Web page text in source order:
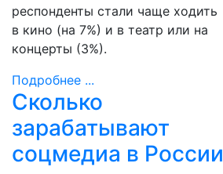
респонденты стали чаще ходить
в кино (на 7%) и в театр или на
концерты (3%).
Подробнее ...
Сколько
зарабатывают
соцмедиа в России